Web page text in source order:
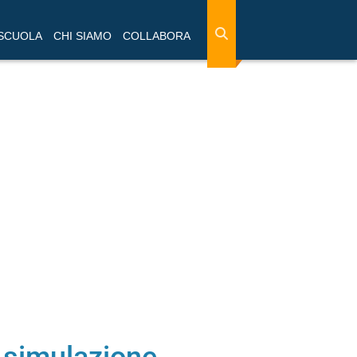
CHI SIAMO COLLABORA